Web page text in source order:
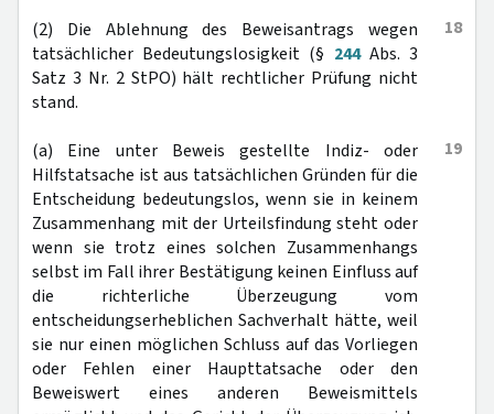
18
(2) Die Ablehnung des Beweisantrags wegen
tatsächlicher Bedeutungslosigkeit (§ 244Abs. 3
Satz 3 Nr. 2 StPO) hält rechtlicher Prüfung nicht
stand.
19
(a) Eine unter Beweis gestellte Indiz- oder
Hilfstatsache ist aus tatsächlichen Gründen für die
Entscheidung bedeutungslos, wenn sie in keinem
Zusammenhang mit der Urteilsfindung steht oder
wenn sie trotz eines solchen Zusammenhangs
selbst im Fall ihrer Bestätigung keinen Einfluss auf
die richterliche Überzeugung vom
entscheidungserheblichen Sachverhalt hätte, weil
sie nur einen möglichen Schluss auf das Vorliegen
oder Fehlen einer Haupttatsache oder den
Beweiswert eines anderen Beweismittels